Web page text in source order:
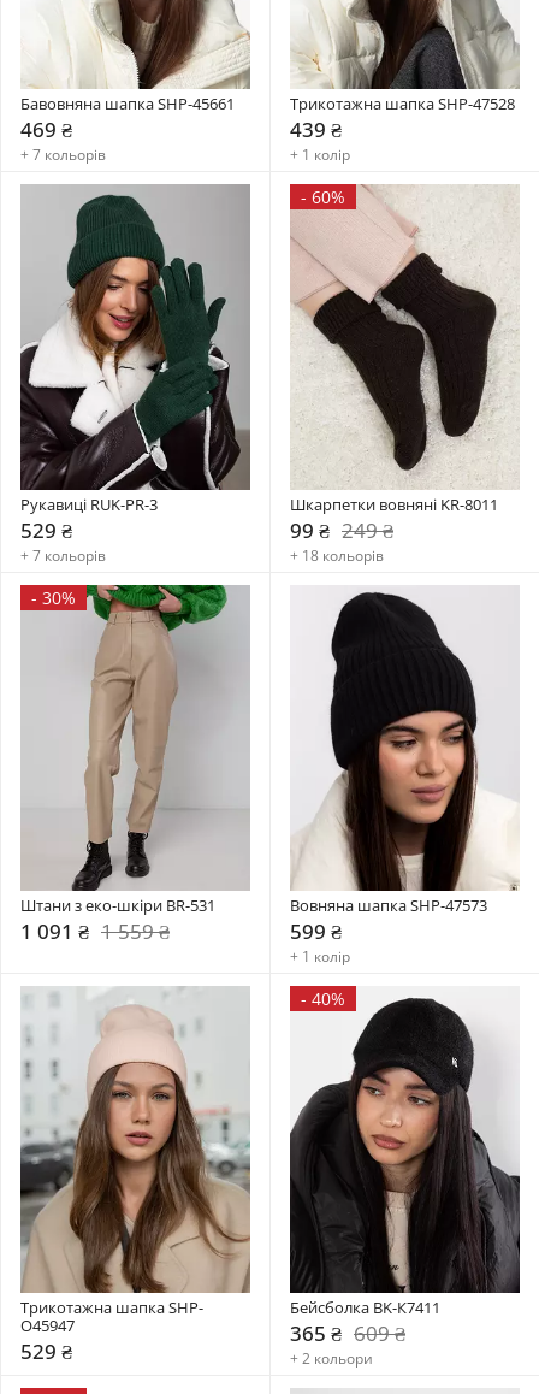
Бавовняна шапка SHP-45661
469 ₴
+ 7 кольорів
Трикотажна шапка SHP-47528
439 ₴
+ 1 колір
Рукавиці RUK-PR-3
529 ₴
+ 7 кольорів
- 60%
Шкарпетки вовняні KR-8011
99 ₴ 249 ₴
+ 18 кольорів
- 30%
Штани з еко-шкіри BR-531
1 091 ₴ 1 559 ₴
Вовняна шапка SHP-47573
599 ₴
+ 1 колір
Трикотажна шапка SHP-
О45947
529 ₴
- 40%
Бейсболка BK-К7411
365 ₴ 609 ₴
+ 2 кольори